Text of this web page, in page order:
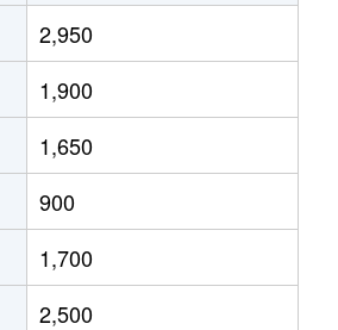
円 大竹 徒歩6分
2,950
1,900
1,650
900
1,700
2,500